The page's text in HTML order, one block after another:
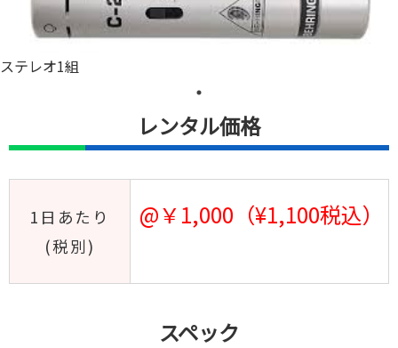
ステレオ1組
レンタル価格
1日あたり
(税別)
@￥1,000（¥1,100税込）
スペック